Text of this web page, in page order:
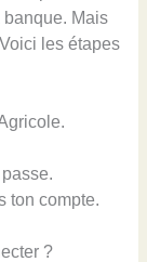
banque. Mais
les étapes
ton compte.
?